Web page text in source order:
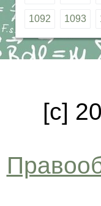
1092 1093
[c]